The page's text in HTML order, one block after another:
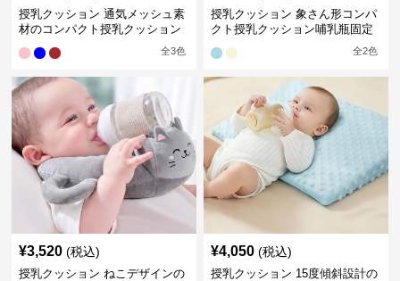
授乳クッション 通気メッシュ素
材のコンパクト授乳クッション
全3色
授乳クッション 象さん形コンパ
クト授乳クッション哺乳瓶固定
全2色
¥3,520 (税込)
授乳クッション ねこデザインの
¥4,050 (税込)
授乳クッション 15度傾斜設計の